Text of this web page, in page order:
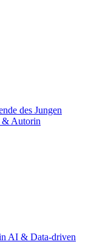
des Jungen
& Autorin
AI & Data-driven